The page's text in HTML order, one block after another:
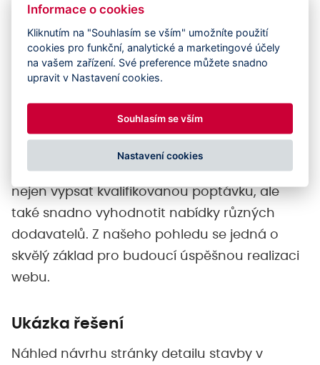
hloubky a navrhli řešení, které odpovídá jeho
představě moderního katalogu staveb.
Zároveň jsme zohlednili i část věnovanou
plánovaným expedicím, které celý projekt
Díky tomuto přístupu získal klient
srozumitelnou analýzu, která mu umožňuje
nejen vypsat kvalifikovanou poptávku, ale
také snadno vyhodnotit nabídky různých
dodavatelů. Z našeho pohledu se jedná o
skvělý základ pro budoucí úspěšnou realizaci
webu.
Ukázka řešení
Náhled návrhu stránky detailu stavby v
Informace o cookies
Kliknutím na "Souhlasím se vším" umožníte použití
cookies pro funkční, analytické a marketingové účely
na vašem zařízení. Své preference můžete snadno
upravit v Nastavení cookies.
Souhlasím se vším
Nastavení cookies